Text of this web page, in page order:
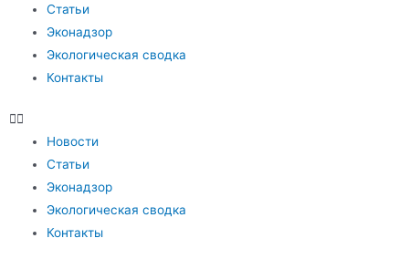
Статьи
Эконадзор
Экологическая сводка
Контакты
Новости
Статьи
Эконадзор
Экологическая сводка
Контакты